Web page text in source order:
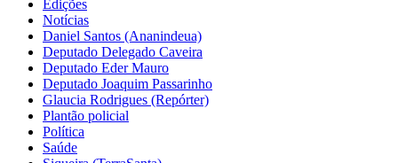
Edições
Notícias
Daniel Santos (Ananindeua)
Deputado Delegado Caveira
Deputado Eder Mauro
Deputado Joaquim Passarinho
Glaucia Rodrigues (Repórter)
Plantão policial
Política
Saúde